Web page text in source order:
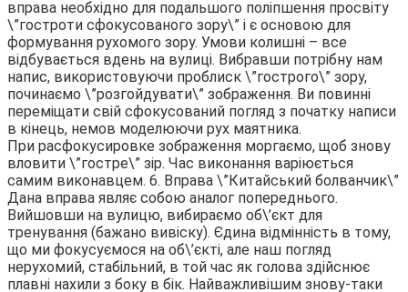
вправа необхідно для подальшого поліпшення просвіту
\”гостроти сфокусованого зору\” і є основою для
формування рухомого зору. Умови колишні – все
відбувається вдень на вулиці. Вибравши потрібну нам
напис, використовуючи проблиск \”гострого\” зору,
починаємо \”розгойдувати\” зображення. Ви повинні
переміщати свій сфокусований погляд з початку написи
в кінець, немов моделюючи рух маятника.
При расфокусировке зображення моргаємо, щоб знову
вловити \”гостре\” зір. Час виконання варіюється
самим виконавцем. 6. Вправа \”Китайський болванчик\”
Дана вправа являє собою аналог попереднього.
Вийшовши на вулицю, вибираємо об\’єкт для
тренування (бажано вивіску). Єдина відмінність в тому,
що ми фокусуємося на об\’єкті, але наш погляд
нерухомий, стабільний, в той час як голова здійснює
плавні нахили з боку в бік. Найважливішим знову-таки